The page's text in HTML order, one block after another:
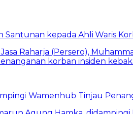
Santunan kepada Ahli Waris
Wamenhub Tinjau